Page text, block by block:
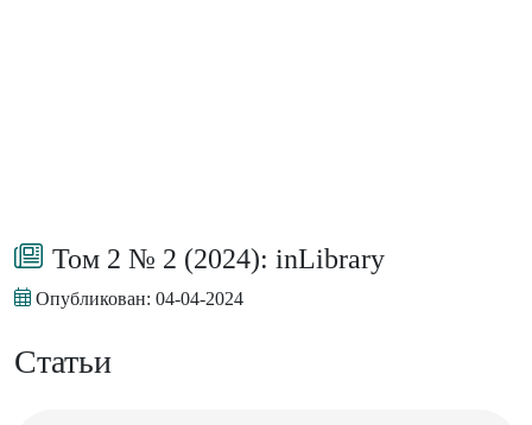
Том 2 № 2 (2024): inLibrary
Опубликован: 04-04-2024
Статьи